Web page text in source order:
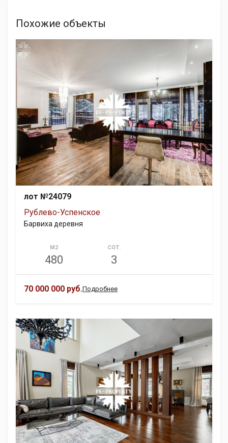
Похожие объекты
лот №24079
Рублево-Успенское
Барвиха деревня
М2
480
СОТ.
3
70 000 000 руб.Подробнее